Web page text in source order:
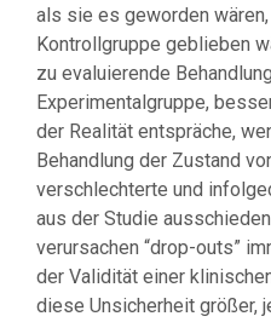
als sie es geworden
Kontrollgruppe geblieben
zu evaluierende
Experimentalgruppe,
der Realität entspräche,
Behandlung der Zustand
verschlechterte und
aus der Studie
verursachen “drop-outs”
der Validität einer
diese Unsicherheit größer,